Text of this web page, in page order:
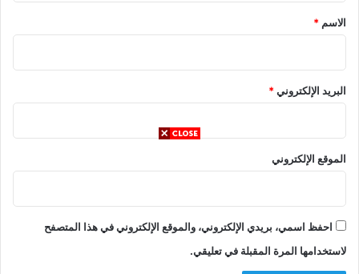
*
الاسم *
البريد الإلكتروني*
الموقع الإلكتروني
احفظ اسمي، بريدي الإلكتروني، والموقع الإلكتروني في هذا المتصفح
لاستخدامها المرة المقبلة في تعليقي.